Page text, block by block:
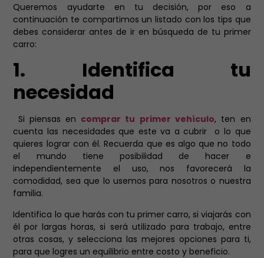
Queremos ayudarte en tu decisión, por eso a
continuación te compartimos un listado con los tips que
debes considerar antes de ir en búsqueda de tu primer
carro:
1. Identifica tu
necesidad
Si piensas en comprar tu primer vehículo, ten en
cuenta las necesidades que este va a cubrir o lo que
quieres lograr con él. Recuerda que es algo que no todo
el mundo tiene posibilidad de hacer e
independientemente el uso, nos favorecerá la
comodidad, sea que lo usemos para nosotros o nuestra
familia.
Identifica lo que harás con tu primer carro, si viajarás con
él por largas horas, si será utilizado para trabajo, entre
otras cosas, y selecciona las mejores opciones para ti,
para que logres un equilibrio entre costo y beneficio.